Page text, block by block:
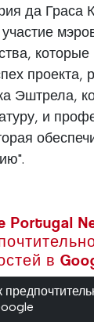
да Граса
которые
проекта,
Эштрела,
и
Portugal
в